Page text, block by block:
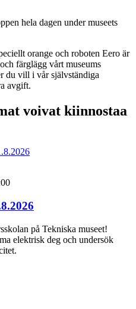
hela dagen under museets
orange och roboten Eero är
färglägg vårt museums
du vill i vår självständiga
avgift.
voivat kiinnostaa
på Tekniska museet!
elektrisk deg och undersök